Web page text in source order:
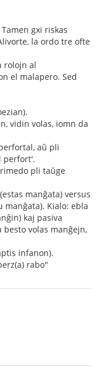
gxi riskas
la ordo tre ofte
rolojn al
el malapero. Sed
vidin volas, iomn da
aŭ pli
perfort'.
pli taŭge
manĝata) versus
manĝata). Kialo: ebla
kaj pasiva
volas manĝejn,
infanon).
rabo"